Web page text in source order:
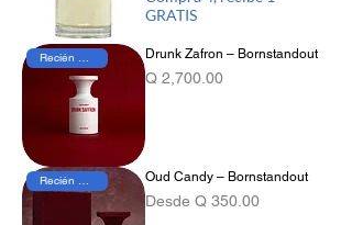
GRATIS
Recién Llegado Drunk Zafron – Bornstandout
Precio
Q 2,700.00
Recién Llegado Oud Candy – Bornstandout
Desde Q 350.00
Precio de oferta